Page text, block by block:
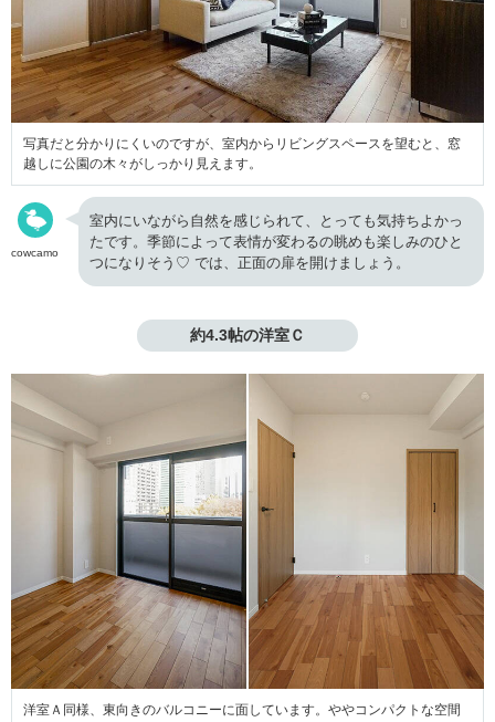
写真だと分かりにくいのですが、室内からリビングスペースを望むと、窓
越しに公園の木々がしっかり見えます。
cowcamo
室内にいながら自然を感じられて、とっても気持ちよかっ
たです。季節によって表情が変わるの眺めも楽しみのひと
つになりそう♡ では、正面の扉を開けましょう。
約4.3帖の洋室Ｃ
洋室Ａ同様、東向きのバルコニーに面しています。ややコンパクトな空間